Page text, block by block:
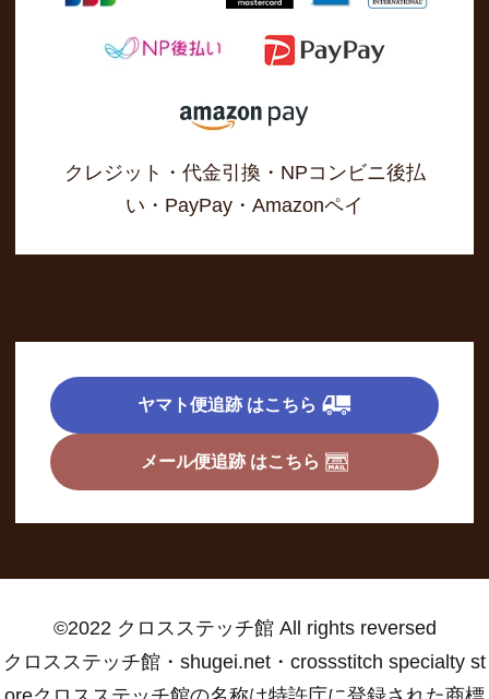
クレジット・代金引換・NPコンビニ後払
い・PayPay・Amazonペイ
ヤマト便追跡 はこちら
メール便追跡 はこちら
©2022 クロスステッチ館 All rights reversed
クロスステッチ館・shugei.net・crossstitch specialty st